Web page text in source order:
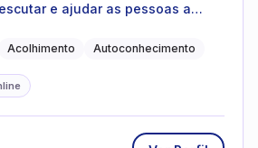
e ajudar as pessoas a
Acolhimento Autoconhecimento